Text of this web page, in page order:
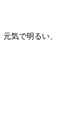
気で明るい、